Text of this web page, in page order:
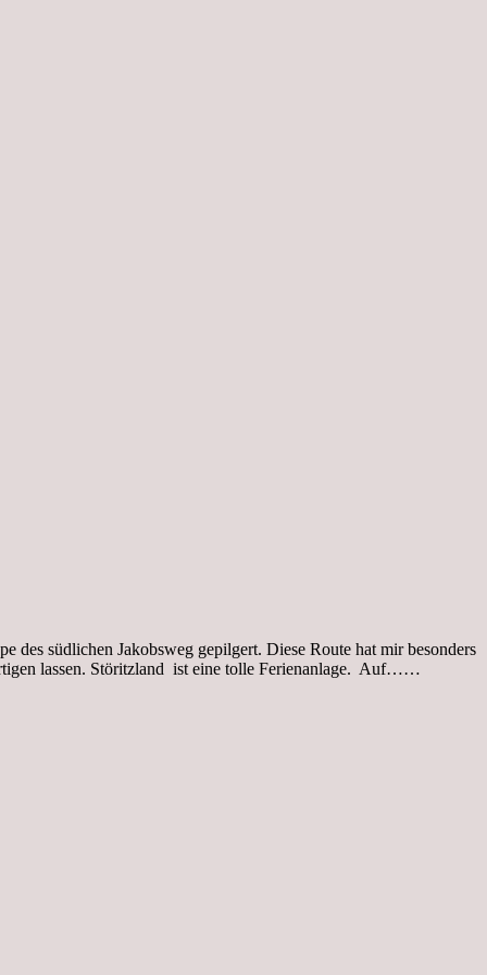
südlichen Jakobsweg gepilgert. Diese Route hat mir besonders
lassen. Störitzland ist eine tolle Ferienanlage. Auf……